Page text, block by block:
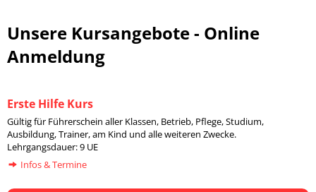
Unsere Kursangebote - Online
Anmeldung
Erste Hilfe Kurs
Gültig für Führerschein aller Klassen, Betrieb, Pflege, Studium,
Ausbildung, Trainer, am Kind und alle weiteren Zwecke.
Lehrgangsdauer: 9 UE
Infos & Termine